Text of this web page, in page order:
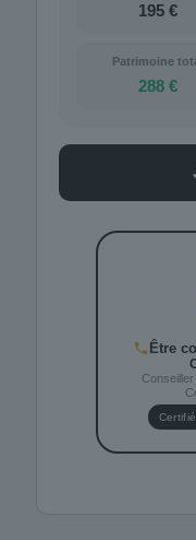
195 €
Patrimoine
288 €
Être